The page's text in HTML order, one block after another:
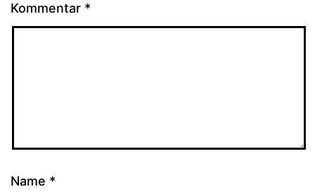
Kommentar *
Name *